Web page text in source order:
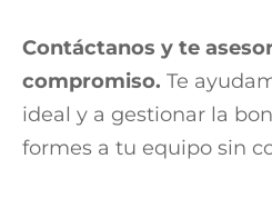
Contáctanos y te
compromiso. Te
ideal y a gestionar la
formes a tu equipo sin